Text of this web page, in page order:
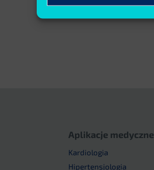
Aplikacje medyczne
Kardiologia
Hipertensjologia